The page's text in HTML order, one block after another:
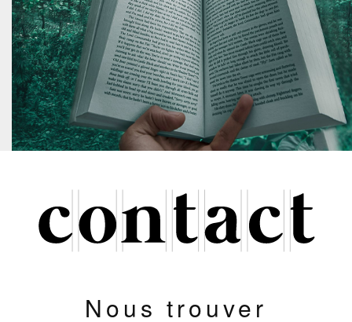
Nous trouver